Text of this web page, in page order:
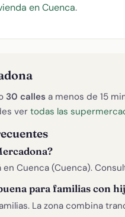
en Cuenca.
30 calles a menos de 15
ver todas las
Cuenca (Cuenca).
para familias con
La zona combina